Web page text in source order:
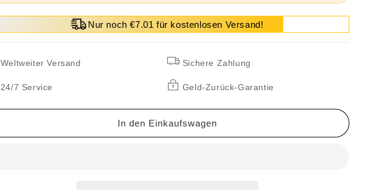
Nur noch €7.01 für kostenlosen Versand!
Weltweiter Versand Sichere Zahlung
24/7 Service Geld-Zurück-Garantie
In den Einkaufswagen